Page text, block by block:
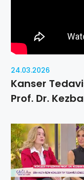
24.03.2026
Kanser
Prof. Dr.